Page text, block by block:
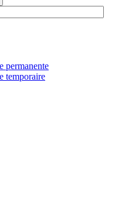
permanente
temporaire